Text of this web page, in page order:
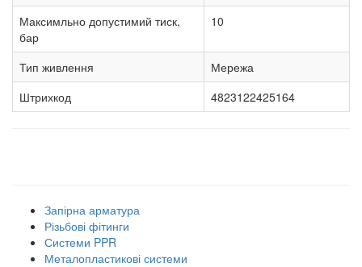
Максимльно допустимий тиск,
бар
10
Тип живлення
Мережа
Штрихкод
4823122425164
Запірна арматура
Різьбові фітинги
Системи PPR
Металопластикові системи